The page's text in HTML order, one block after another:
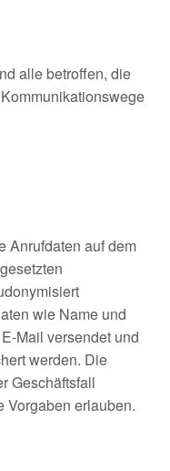
alle betroffen, die
Anrufdaten auf dem
wie Name und
Mail versendet und
werden. Die
Geschäftsfall
Vorgaben erlauben.